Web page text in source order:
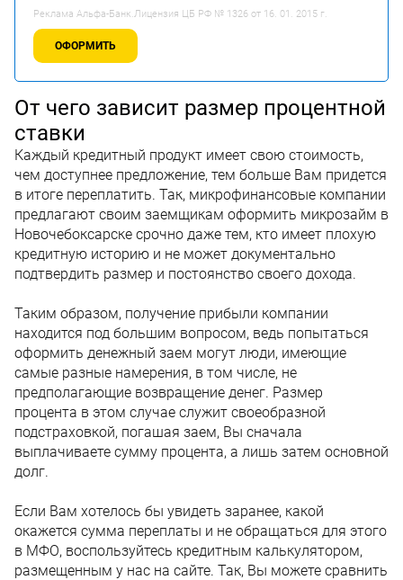
Реклама Альфа-Банк.Лицензия ЦБ РФ № 1326 от 16. 01. 2015 г.
ОФОРМИТЬ
От чего зависит размер процентной
ставки
Каждый кредитный продукт имеет свою стоимость,
чем доступнее предложение, тем больше Вам придется
в итоге переплатить. Так, микрофинансовые компании
предлагают своим заемщикам оформить микрозайм в
Новочебоксарске срочно даже тем, кто имеет плохую
кредитную историю и не может документально
подтвердить размер и постоянство своего дохода.
Таким образом, получение прибыли компании
находится под большим вопросом, ведь попытаться
оформить денежный заем могут люди, имеющие
самые разные намерения, в том числе, не
предполагающие возвращение денег. Размер
процента в этом случае служит своеобразной
подстраховкой, погашая заем, Вы сначала
выплачиваете сумму процента, а лишь затем основной
долг.
Если Вам хотелось бы увидеть заранее, какой
окажется сумма переплаты и не обращаться для этого
в МФО, воспользуйтесь кредитным калькулятором,
размещенным у нас на сайте. Так, Вы можете сравнить